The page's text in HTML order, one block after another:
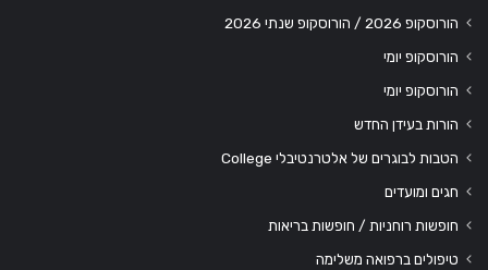
הורוסקופ 2026 / הורוסקופ שנתי 2026
הורוסקופ יומי
הורוסקופ יומי
הורות בעידן החדש
הטבות לבוגרים של אלטרנטיבלי College
חגים ומועדים
חופשות רוחניות / חופשות בריאות
טיפולים ברפואה משלימה